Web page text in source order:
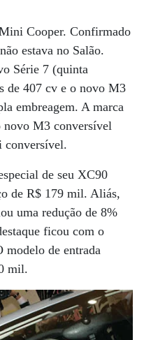
Cooper. Confirmado
estava no Salão.
Série 7 (quinta
de 407 cv e o novo M3
embreagem. A marca
novo M3 conversível
conversível.
de seu XC90
de R$ 179 mil. Aliás,
uma redução de 8%
ficou com o
modelo de entrada
mil.